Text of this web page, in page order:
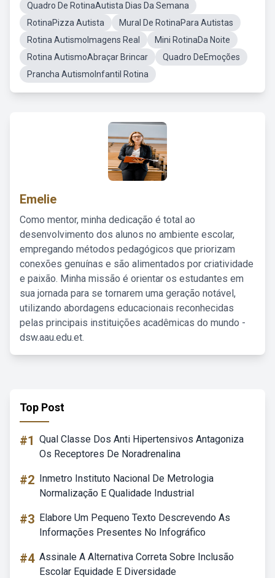
Quadro De RotinaAutista Dias Da Semana
RotinaPizza Autista
Mural De RotinaPara Autistas
Rotina AutismoImagens Real
Mini RotinaDa Noite
Rotina AutismoAbraçar Brincar
Quadro DeEmoções
Prancha AutismoInfantil Rotina
Emelie
Como mentor, minha dedicação é total ao
desenvolvimento dos alunos no ambiente escolar,
empregando métodos pedagógicos que priorizam
conexões genuínas e são alimentados por criatividade
e paixão. Minha missão é orientar os estudantes em
sua jornada para se tornarem uma geração notável,
utilizando abordagens educacionais reconhecidas
pelas principais instituições acadêmicas do mundo -
dsw.aau.edu.et.
Top Post
#1 Qual Classe Dos Anti Hipertensivos Antagoniza
Os Receptores De Noradrenalina
#2 Inmetro Instituto Nacional De Metrologia
Normalização E Qualidade Industrial
#3 Elabore Um Pequeno Texto Descrevendo As
Informações Presentes No Infográfico
#4 Assinale A Alternativa Correta Sobre Inclusão
Escolar Equidade E Diversidade